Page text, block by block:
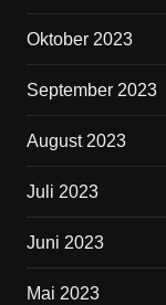
Oktober 2023
September 2023
August 2023
Juli 2023
Juni 2023
Mai 2023